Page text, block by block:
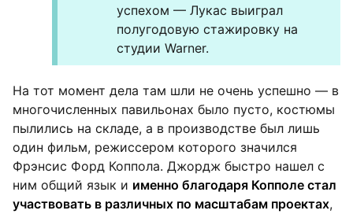
успехом — Лукас выиграл
полугодовую стажировку на
студии Warner.
На тот момент дела там шли не очень успешно — в
многочисленных павильонах было пусто, костюмы
пылились на складе, а в производстве был лишь
один фильм, режиссером которого значился
Фрэнсис Форд Коппола. Джордж быстро нашел с
ним общий язык и именно благодаря Копполе стал
участвовать в различных по масштабам проектах,